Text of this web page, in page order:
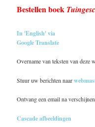
Bestellen boek
In 'English' via
Google Translate
Overname van teksten van deze
Stuur uw berichten naar
Ontvang een email na
Cascade afbeeldingen